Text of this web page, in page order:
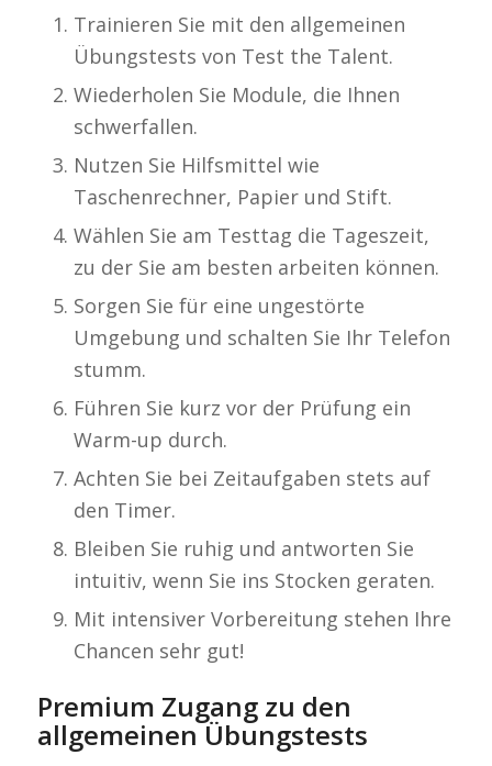
Trainieren Sie mit den allgemeinen
Übungstests von Test the Talent.
Wiederholen Sie Module, die Ihnen
schwerfallen.
Nutzen Sie Hilfsmittel wie
Taschenrechner, Papier und Stift.
Wählen Sie am Testtag die Tageszeit,
zu der Sie am besten arbeiten können.
Sorgen Sie für eine ungestörte
Umgebung und schalten Sie Ihr Telefon
stumm.
Führen Sie kurz vor der Prüfung ein
Warm-up durch.
Achten Sie bei Zeitaufgaben stets auf
den Timer.
Bleiben Sie ruhig und antworten Sie
intuitiv, wenn Sie ins Stocken geraten.
Mit intensiver Vorbereitung stehen Ihre
Chancen sehr gut!
Premium Zugang zu den
allgemeinen Übungstests